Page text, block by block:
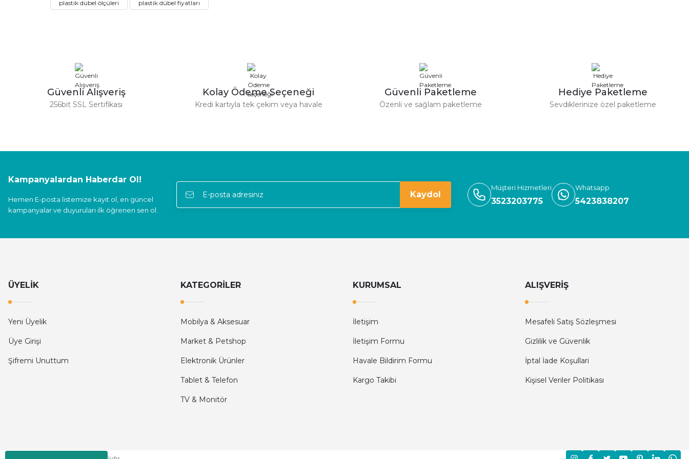
Ürün açıklamasında eksik bilgiler bulunuyor.
Abdulkerim Değirmenci | 08/04/2025
yeterince açıklayıcı bilgi içeren işlevsel bir site
O... A... | 12/12/2024
Deneyimini Paylaş
plastik dübel ölçüleri
plastik dübel fiyatları
Güvenli Alışveriş
256bit SSL Sertifikası
Kolay Ödeme Seçeneği
Kredi kartıyla tek çekim veya havale
Güvenli Paketleme
Özenli ve sağlam paketleme
Hediye Paketleme
Sevdiklerinize özel paketleme
Kampanyalardan Haberdar Ol!
Hemen E-posta listemize kayıt ol, en güncel
kampanyalar ve duyuruları ilk öğrenen sen ol.
Kaydol
Müşteri Hizmetleri
3523203775
Whatsapp
5423838207
ÜYELİK
Yeni Üyelik
Üye Girişi
Şifremi Unuttum
KATEGORİLER
Mobilya & Aksesuar
Market & Petshop
Elektronik Ürünler
Tablet & Telefon
TV & Monitör
KURUMSAL
İletişim
İletişim Formu
Havale Bildirim Formu
Kargo Takibi
ALIŞVERİŞ
Mesafeli Satış Sözleşmesi
Gizlilik ve Güvenlik
İptal İade Koşullari
Kişisel Veriler Politikası